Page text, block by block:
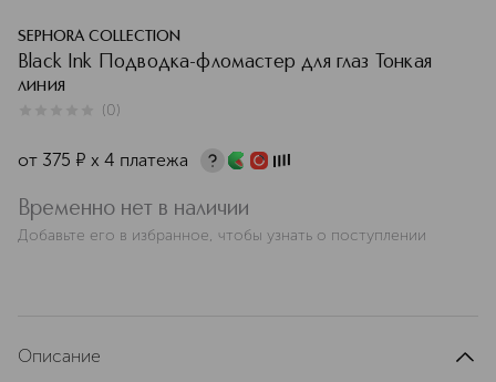
SEPHORA COLLECTION
Black Ink Подводка-фломастер для глаз Тонкая
линия
(0)
от 375 ¤ х 4 платежа
Временно нет в наличии
Добавьте его в избранное, чтобы узнать о поступлении
Описание